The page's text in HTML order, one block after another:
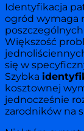
Identyfikacja
ogród wymaga
Większość
się w
Szybka
kosztownej
jednocześnie
zarodników na